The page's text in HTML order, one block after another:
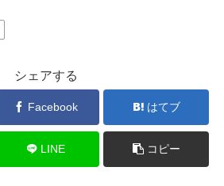
シェアする
Facebook はてブ
LINE コピー